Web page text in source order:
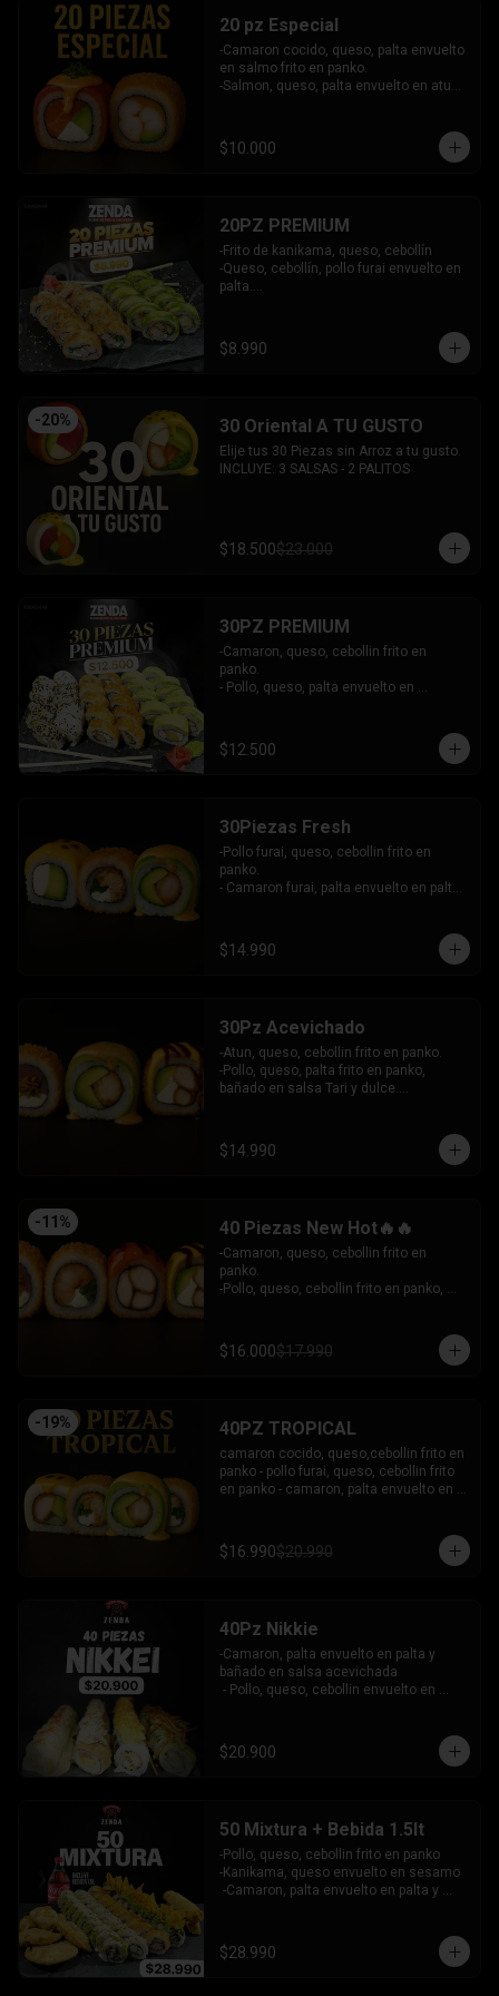
20 pz Especial
-Camaron cocido, queso, palta envuelto
en salmo frito en panko.
-Salmon, queso, palta envuelto en atun
$10.000
20PZ PREMIUM
-Frito de kanikama, queso, cebollín
-Queso, cebollín, pollo furai envuelto en
palta.
$8.990
-20% 30 Oriental A TU GUSTO
Elije tus 30 Piezas sin Arroz a tu gusto.
INCLUYE: 3 SALSAS - 2 PALITOS
$18.500$23.000
30PZ PREMIUM
-Camaron, queso, cebollin frito en
panko.
- Pollo, queso, palta envuelto en
palta.
INCLUYE: 3 SALSAS - 2 PALITOS
$12.500
30Piezas Fresh
-Pollo furai, queso, cebollin frito en
panko.
- Camaron furai, palta envuelto en palta
queso y mango, bañado en salsa de
maracuya.
$14.990
30Pz Acevichado
-Atun, queso, cebollin frito en panko.
-Pollo, queso, palta frito en panko,
bañado en salsa Tari y dulce.
INCLUYE: 3 SALSAS - 2 PALITOS
$14.990
-11 % 40 Piezas New Hot🔥🔥
-Camaron, queso, cebollin frito en
panko.
-Pollo, queso, cebollin frito en panko,
bañado en salsa tari y dulce.
-Atun, queso, cebollin frito en panko.
$16.000$17.990
-19% 40PZ TROPICAL
camaron cocido, queso,cebollin frito en
panko - pollo furai, queso, cebollin frito
en panko - camaron, palta envuelto en
bañado en salsa de maracuya
INCLUYE: 3 SALSAS - 2 PALITOS
$16.990$20.990
40Pz Nikkie
-Camaron, palta envuelto en palta y
bañado en salsa acevichada
- Pollo, queso, cebollin envuelto en
guacamole y wantanes fritos
- Salmon, palta envuelto en nori frito en
$20.900
50 Mixtura + Bebida 1.5lt
-Pollo, queso, cebollin frito en panko
-Kanikama, queso envuelto en sesamo
-Camaron, palta envuelto en palta y
guacamole y nachos crocantes
- 5 arrollado primavera -  5 Gyosas
$28.990